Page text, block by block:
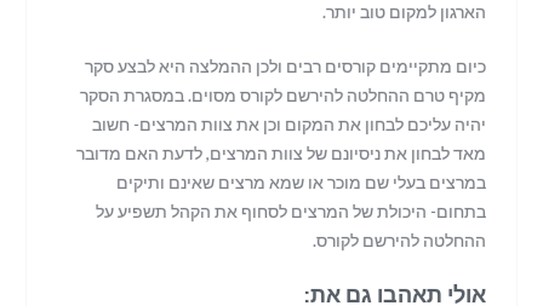
הארגון למקום טוב יותר.
כיום מתקיימים קורסים רבים ולכן ההמלצה היא לבצע סקר
מקיף טרם ההחלטה להירשם לקורס מסוים. במסגרת הסקר
יהיה עליכם לבחון את המקום וכן את צוות המרצים- חשוב
מאד לבחון את ניסיונם של צוות המרצים, לדעת האם מדובר
במרצים בעלי שם מוכר או שמא מרצים שאינם ותיקים
בתחום- היכולת של המרצים לסחוף את הקהל תשפיע על
ההחלטה להירשם לקורס.
אולי תאהבו גם את: